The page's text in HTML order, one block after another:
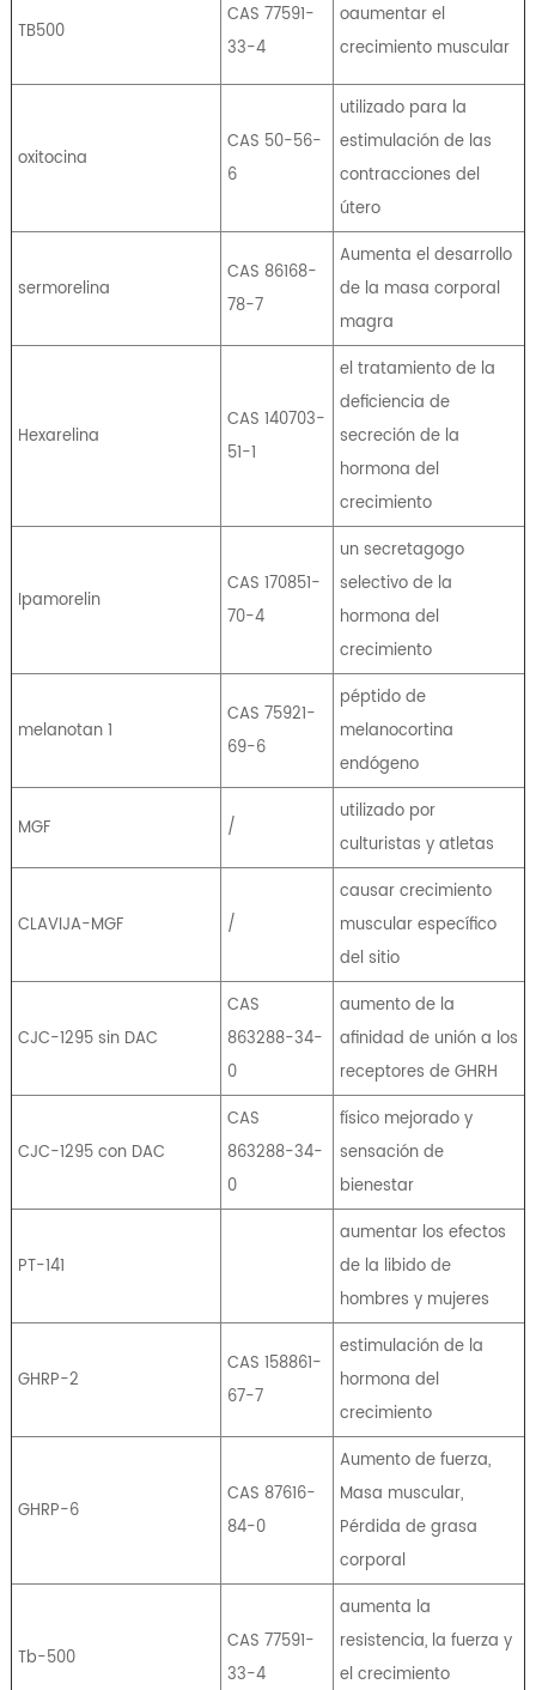
TB500
CAS 77591-
33-4
oaumentar el
crecimiento muscular
oxitocina
CAS 50-56-
6
utilizado para la
estimulación de las
contracciones del
útero
sermorelina
CAS 86168-
78-7
Aumenta el desarrollo
de la masa corporal
magra
Hexarelina
CAS 140703-
51-1
el tratamiento de la
deficiencia de
secreción de la
hormona del
crecimiento
Ipamorelin
CAS 170851-
70-4
un secretagogo
selectivo de la
hormona del
crecimiento
melanotan 1
CAS 75921-
69-6
péptido de
melanocortina
endógeno
MGF /
utilizado por
culturistas y atletas
CLAVIJA-MGF /
causar crecimiento
muscular específico
del sitio
CJC-1295 sin DAC
CAS
863288-34-
0
aumento de la
afinidad de unión a los
receptores de GHRH
CJC-1295 con DAC
CAS
863288-34-
0
físico mejorado y
sensación de
bienestar
PT-141
aumentar los efectos
de la libido de
hombres y mujeres
GHRP-2
CAS 158861-
67-7
estimulación de la
hormona del
crecimiento
GHRP-6
CAS 87616-
84-0
Aumento de fuerza,
Masa muscular,
Pérdida de grasa
corporal
Tb-500
CAS 77591-
33-4
aumenta la
resistencia, la fuerza y ​​
el crecimiento